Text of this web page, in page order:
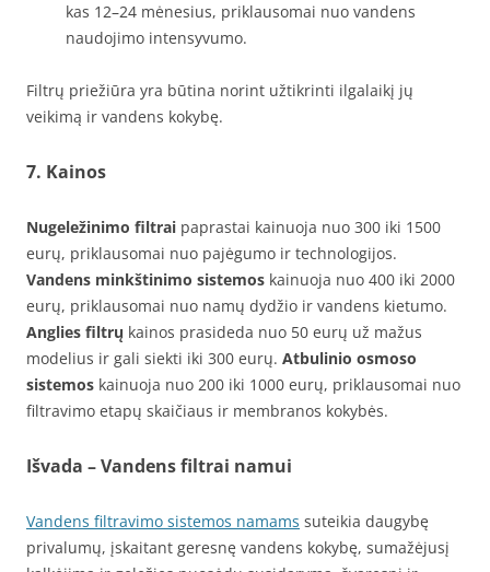
kas 12–24 mėnesius, priklausomai nuo vandens
naudojimo intensyvumo.
Filtrų priežiūra yra būtina norint užtikrinti ilgalaikį jų
veikimą ir vandens kokybę.
7. Kainos
Nugeležinimo filtrai paprastai kainuoja nuo 300 iki 1500
eurų, priklausomai nuo pajėgumo ir technologijos.
Vandens minkštinimo sistemos kainuoja nuo 400 iki 2000
eurų, priklausomai nuo namų dydžio ir vandens kietumo.
Anglies filtrų kainos prasideda nuo 50 eurų už mažus
modelius ir gali siekti iki 300 eurų. Atbulinio osmoso
sistemos kainuoja nuo 200 iki 1000 eurų, priklausomai nuo
filtravimo etapų skaičiaus ir membranos kokybės.
Išvada – Vandens filtrai namui
Vandens filtravimo sistemos namams suteikia daugybę
privalumų, įskaitant geresnę vandens kokybę, sumažėjusį